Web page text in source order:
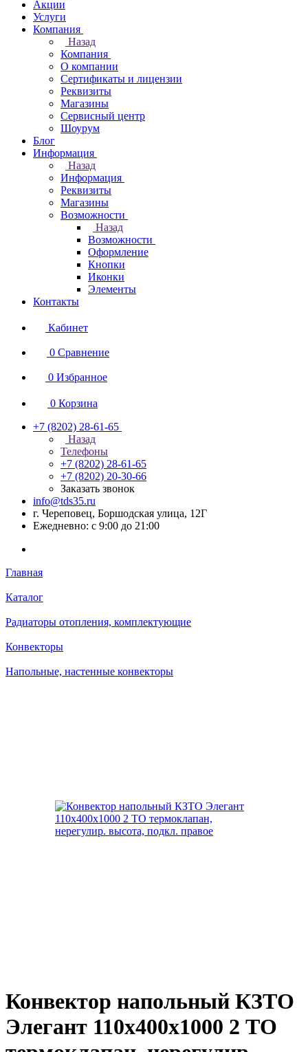
Акции
Услуги
Компания
Назад
Компания
О компании
Сертификаты и лицензии
Реквизиты
Магазины
Сервисный центр
Шоурум
Блог
Информация
Назад
Информация
Реквизиты
Магазины
Возможности
Назад
Возможности
Оформление
Кнопки
Иконки
Элементы
Контакты
Кабинет
0 Сравнение
0 Избранное
0 Корзина
+7 (8202) 28‑61-65
Назад
Телефоны
+7 (8202) 28‑61-65
+7 (8202) 20‑30-66
Заказать звонок
info@tds35.ru
г. Череповец, Боршодская улица, 12Г
Ежедневно: с 9:00 до 21:00
Главная
Каталог
Радиаторы отопления, комплектующие
Конвекторы
Напольные, настенные конвекторы
Конвектор напольный КЗТО
Элегант 110x400x1000 2 ТО